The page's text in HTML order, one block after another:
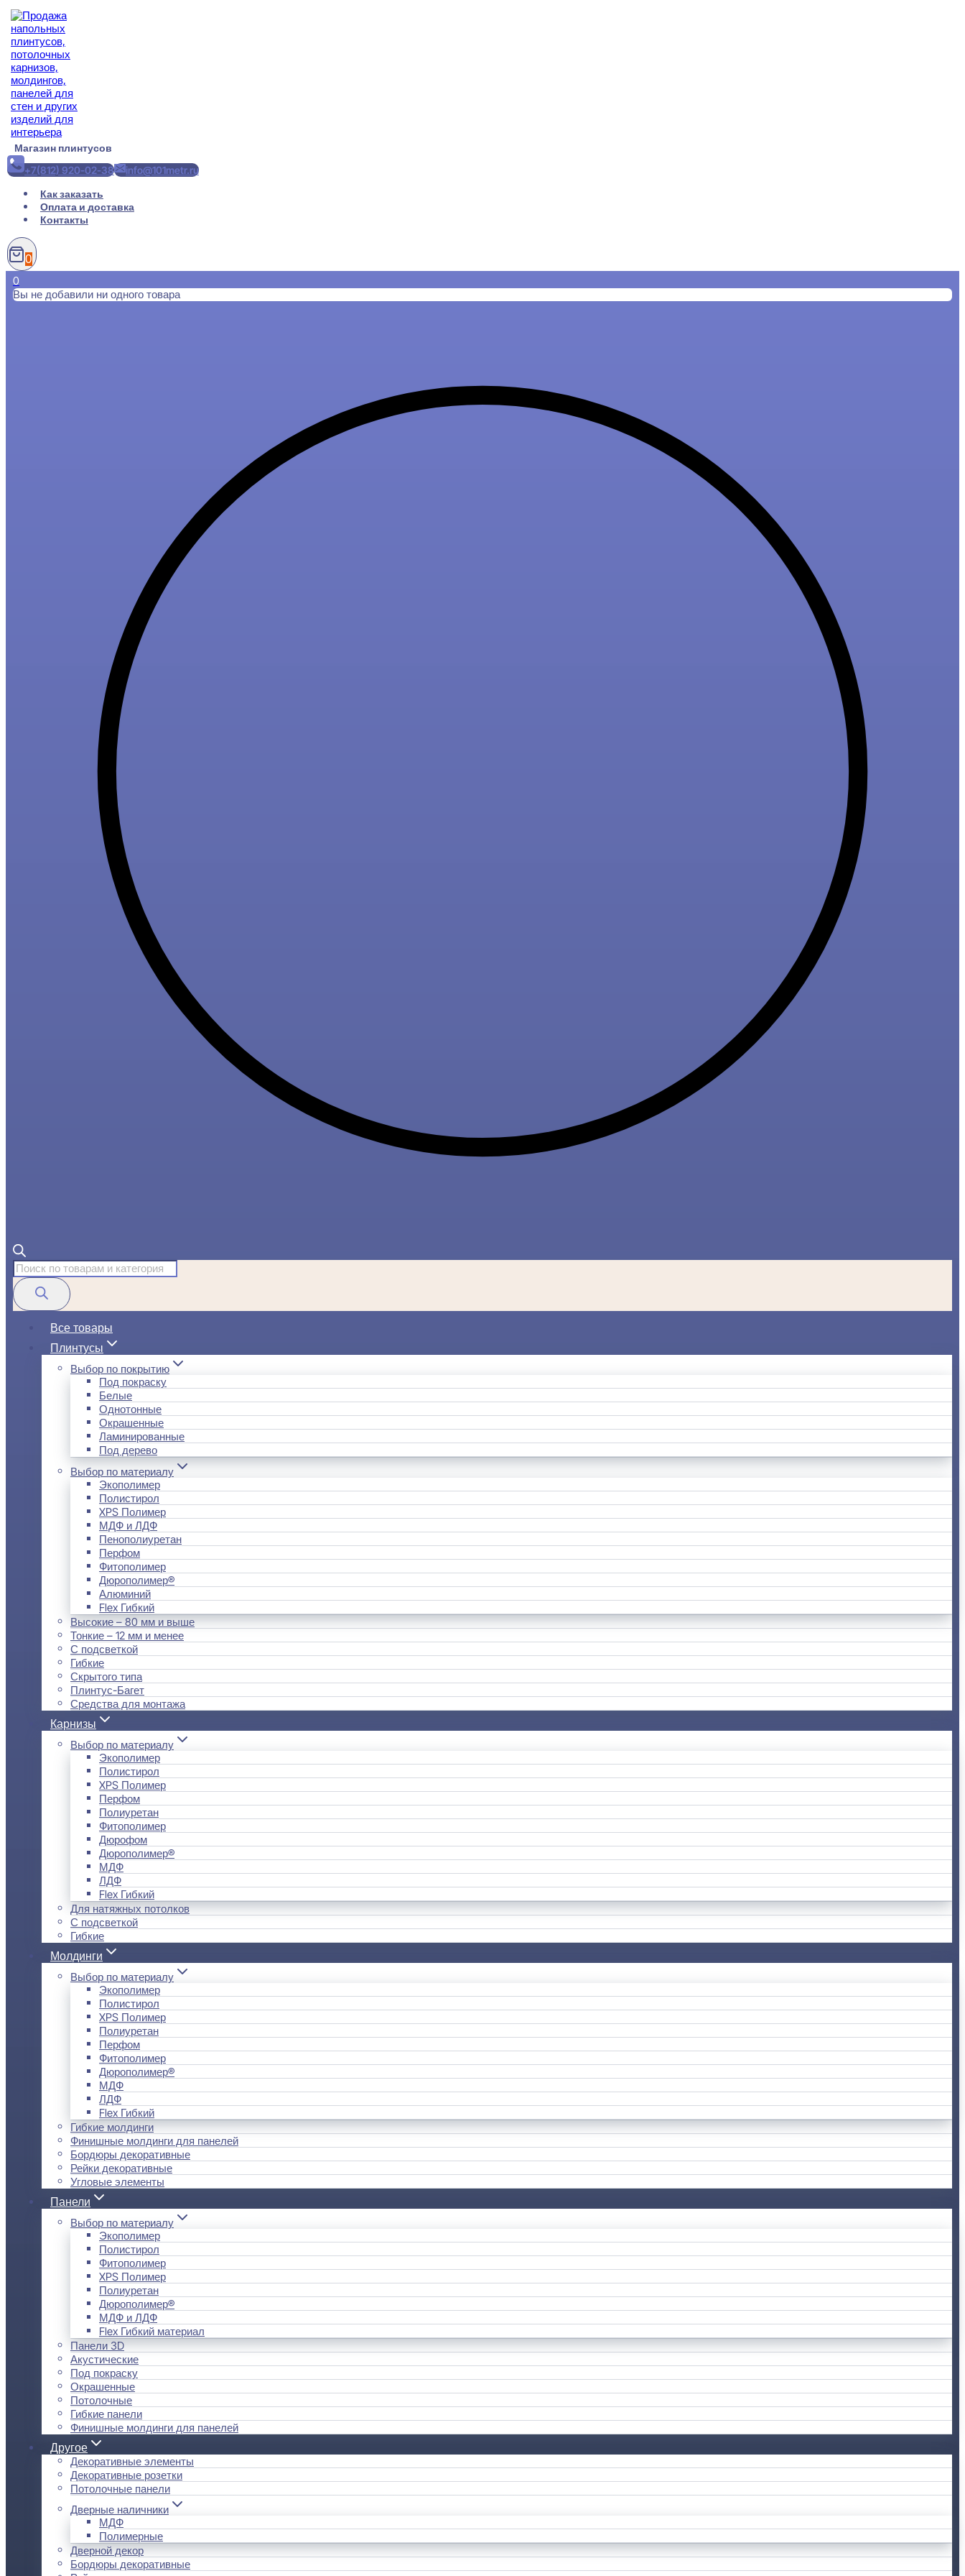
Перейти
содержимому
Магазин плинтусов
+7(812) 920-02-38
info@101metr.ru
Как заказать
Оплата и доставка
Контакты
0
0
Вы не добавили ни одного товара
Поиск
товаров
Все товары
Плинтусы
Выбор по покрытию
Под покраску
Белые
Однотонные
Окрашенные
Ламинированные
Под дерево
Выбор по материалу
Экополимер
Полистирол
XPS Полимер
МДФ и ЛДФ
Пенополиуретан
Перфом
Фитополимер
Дюрополимер®
Алюминий
Flex Гибкий
Высокие – 80 мм и выше
Тонкие – 12 мм и менее
С подсветкой
Гибкие
Скрытого типа
Плинтус-Багет
Средства для монтажа
Карнизы
Выбор по материалу
Экополимер
Полистирол
XPS Полимер
Перфом
Полиуретан
Фитополимер
Дюрофом
Дюрополимер®
МДФ
ЛДФ
Flex Гибкий
Для натяжных потолков
С подсветкой
Гибкие
Молдинги
Выбор по материалу
Экополимер
Полистирол
XPS Полимер
Полиуретан
Перфом
Фитополимер
Дюрополимер®
МДФ
ЛДФ
Flex Гибкий
Гибкие молдинги
Финишные молдинги для панелей
Бордюры декоративные
Рейки декоративные
Угловые элементы
Панели
Выбор по материалу
Экополимер
Полистирол
Фитополимер
XPS Полимер
Полиуретан
Дюрополимер®
МДФ и ЛДФ
Flex Гибкий материал
Панели 3D
Акустические
Под покраску
Окрашенные
Потолочные
Гибкие панели
Финишные молдинги для панелей
Другое
Декоративные элементы
Декоративные розетки
Потолочные панели
Дверные наличники
МДФ
Полимерные
Дверной декор
Бордюры декоративные